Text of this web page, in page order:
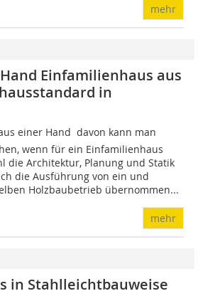
mehr
Einfamilienhaus aus
in
einer Hand  davon kann man
wenn für ein Einfamilienhaus
die Architektur, Planung und Statik
die Ausführung von ein und
Holzbaubetrieb übernommen...
mehr
in Stahlleichtbauweise